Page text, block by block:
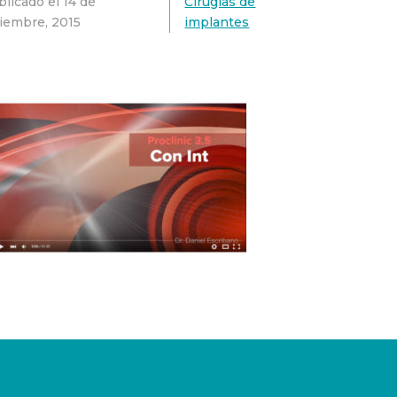
2015
implantes